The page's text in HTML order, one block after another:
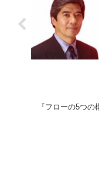
『フローの5つ